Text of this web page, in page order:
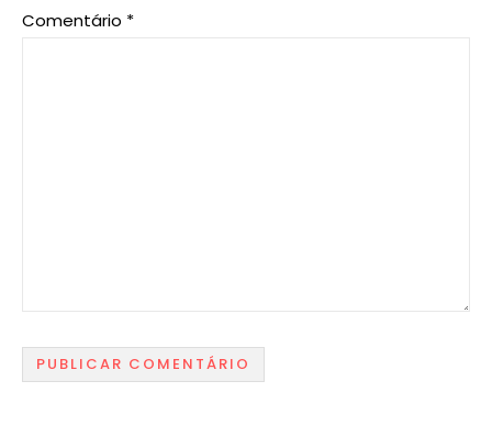
Comentário *